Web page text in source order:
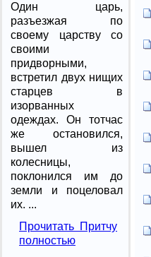
Один царь,
разъезжая по
своему царству со
своими
придворными,
встретил двух нищих
старцев в
изорванных
одеждах. Он тотчас
же остановился,
вышел из
колесницы,
поклонился им до
земли и поцеловал
их. ...
Прочитать Притчу
полностью